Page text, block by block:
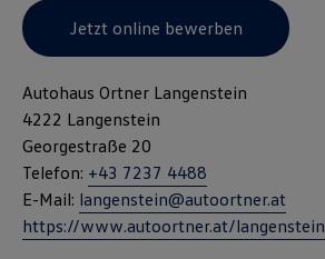
Jetzt online bewerben
Autohaus Ortner Langenstein
4222 Langenstein
Georgestraße 20
Telefon: +43 7237 4488
E-Mail: langenstein@autoortner.at
https://www.autoortner.at/langenstein